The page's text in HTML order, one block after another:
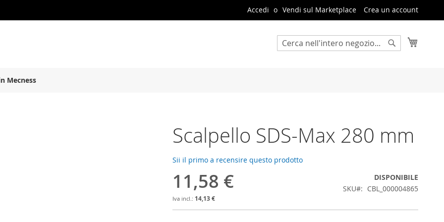
Accedi Vendi sul Marketplace Crea un account
Cerca
Mecness
Scalpello SDS-Max 280 mm
Sii il primo a recensire questo prodotto
11,58 €
14,13 €
DISPONIBILE
SKU
CBL_000004865